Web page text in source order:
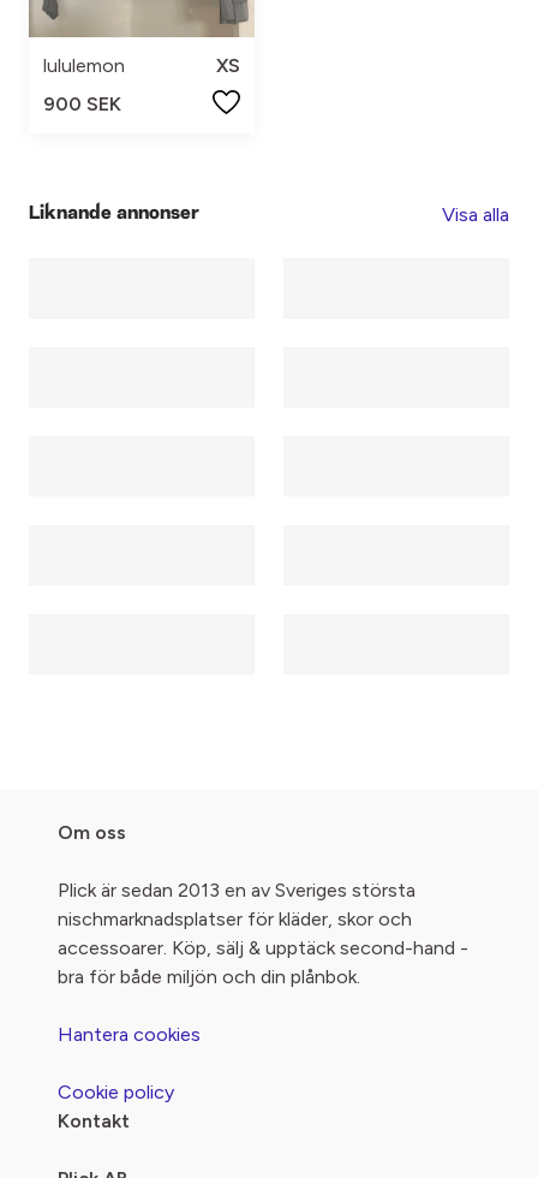
lululemon
XS
900 SEK
Liknande annonser Visa alla
Om oss
Plick är sedan 2013 en av Sveriges största
nischmarknadsplatser för kläder, skor och
accessoarer. Köp, sälj & upptäck second-hand -
bra för både miljön och din plånbok.
Hantera cookies
Cookie policy
Kontakt